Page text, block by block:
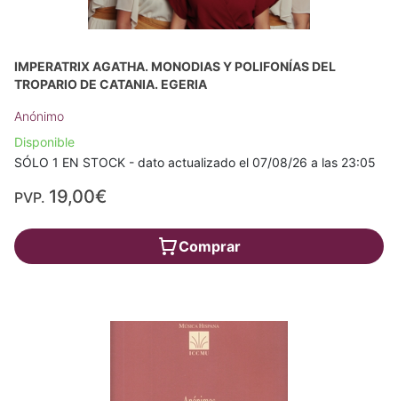
IMPERATRIX AGATHA. MONODIAS Y POLIFONÍAS DEL
TROPARIO DE CATANIA. EGERIA
Anónimo
Disponible
SÓLO 1 EN STOCK - dato actualizado el 07/08/26 a las 23:05
PVP. 19,00€
Comprar